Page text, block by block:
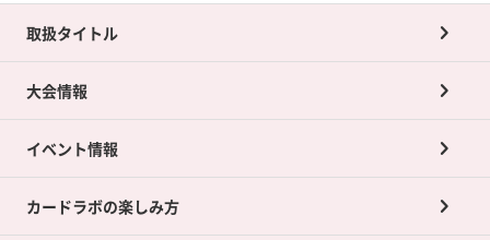
取扱タイトル
大会情報
イベント情報
カードラボの楽しみ方